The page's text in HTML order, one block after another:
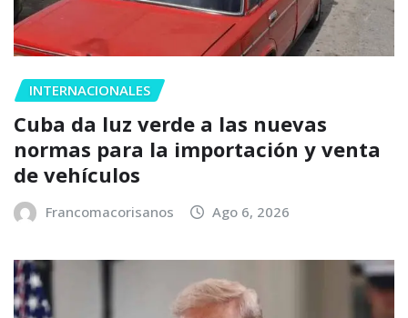
INTERNACIONALES
Cuba da luz verde a las nuevas
normas para la importación y venta
de vehículos
Francomacorisanos Ago 6, 2026